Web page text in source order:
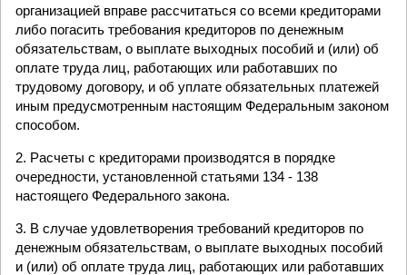
организацией вправе рассчитаться со всеми кредиторами
либо погасить требования кредиторов по денежным
обязательствам, о выплате выходных пособий и (или) об
оплате труда лиц, работающих или работавших по
трудовому договору, и об уплате обязательных платежей
иным предусмотренным настоящим Федеральным законом
способом.
2. Расчеты с кредиторами производятся в порядке
очередности, установленной статьями 134 - 138
настоящего Федерального закона.
3. В случае удовлетворения требований кредиторов по
денежным обязательствам, о выплате выходных пособий
и (или) об оплате труда лиц, работающих или работавших